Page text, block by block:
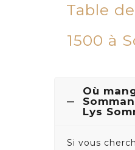
Table
1500 à
Où
Lys
Si vous